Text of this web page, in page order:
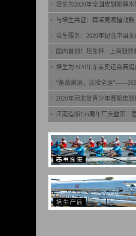
培生为2020年全国皮划艇静
与培生共证：挥桨竞渡擂战
培生服务：2020年纪念中国
国内首创！培生杯 · 上海划
培生为2020年东京奥运会赛
“备战奥运，迎接全运
2020年河北省青少年赛艇皮
江南造船155周年厂庆暨第二